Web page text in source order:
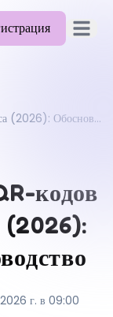
Лучший генератор QR-кодов для малого бизнеса (2026): Обоснованное руководство
кодов
(2026):
г. в 09:00